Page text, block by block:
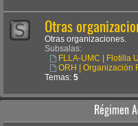
Otras
Otras organizaciones.
Subsalas:
FLLA-UMC | Flotilla
ORH | Organización
Temas: 5
Régimen